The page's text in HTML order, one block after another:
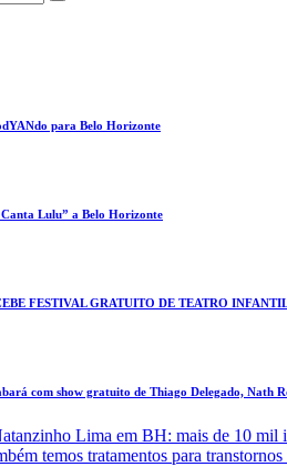
para Belo Horizonte
Lulu” a Belo Horizonte
FESTIVAL GRATUITO DE TEATRO
com show gratuito de Thiago Delegado, Nath
Lima em BH: mais de 10 mil
temos tratamentos para